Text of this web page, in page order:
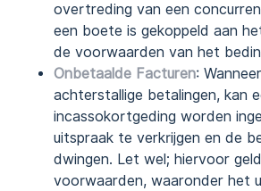
overtreding van een
een boete is gekoppeld aan
de voorwaarden van het
Onbetaalde Facturen:
achterstallige betalingen, kan
incassokortgeding worden
uitspraak te verkrijgen en de
dwingen. Let wel; hiervoor
voorwaarden, waaronder het